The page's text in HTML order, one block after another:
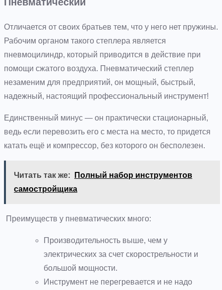
Отличается от своих братьев тем, что у него нет пружины.
Рабочим органом такого степлера является
пневмоцилиндр, который приводится в действие при
помощи сжатого воздуха. Пневматический степлер
незаменим для предприятий, он мощный, быстрый,
надежный, настоящий профессиональный инструмент!
Единственный минус — он практически стационарный,
ведь если перевозить его с места на место, то придется
катать ещё и компрессор, без которого он бесполезен.
Читать так же:
Полный набор инструментов
самостройщика
Преимуществ у пневматических много:
Производительность выше, чем у
электрических за счет скорострельности и
большой мощности.
Инструмент не перегревается и не надо